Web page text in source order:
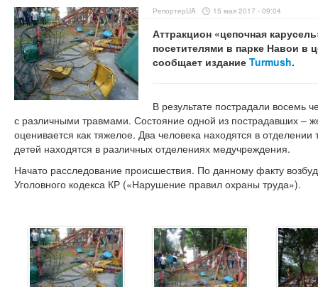
РепортерUA 15 мая 2017 - 09:04
Аттракцион «цепочная
посетителями в парке Навои в
сообщает издание Turmush.
В результате пострадали восемь
с различными травмами. Состояние одной из пострадавших –
оценивается как тяжелое. Два человека находятся в
детей находятся в различных отделениях медучреждения.
Начато расследование происшествия. По данному факту
Уголовного кодекса КР («Нарушение правил охраны труда»).